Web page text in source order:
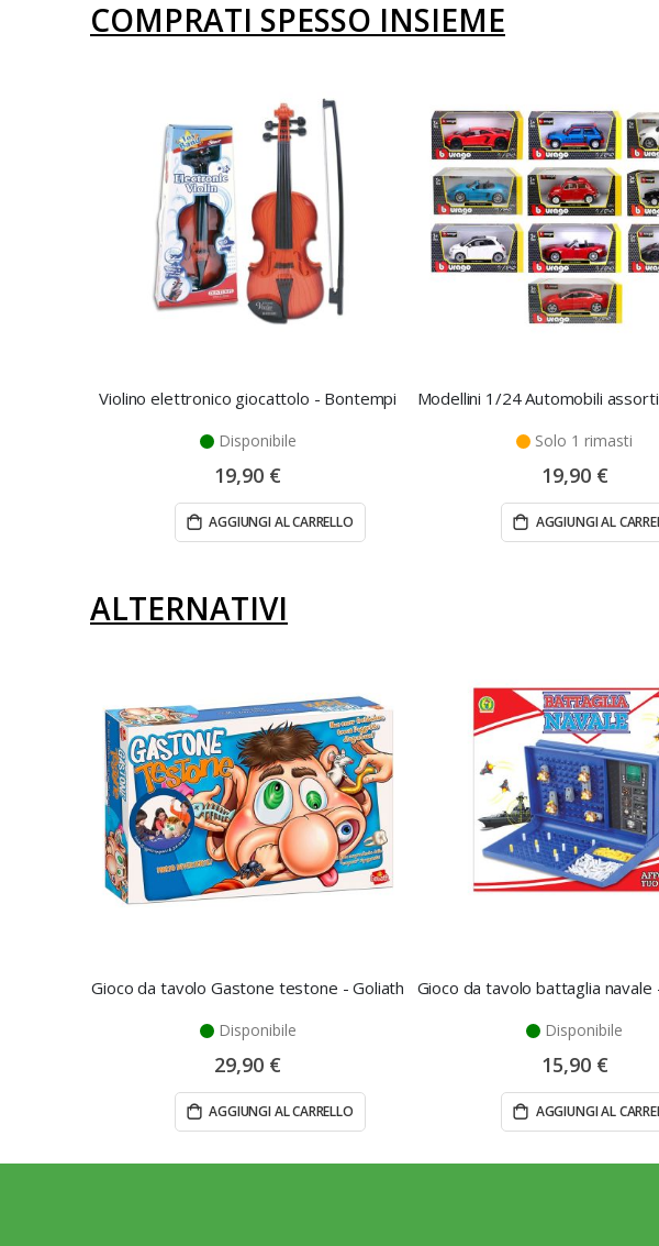
COMPRATI SPESSO INSIEME
Violino elettronico giocattolo - Bontempi
Disponibile
19,90 €
AGGIUNGI AL CARRELLO
Solo 1 rimasti
19,90 €
AGGIUNGI AL
ALTERNATIVI
Gioco da tavolo Gastone testone - Goliath
Disponibile
29,90 €
AGGIUNGI AL CARRELLO
Disponibile
15,90 €
AGGIUNGI AL